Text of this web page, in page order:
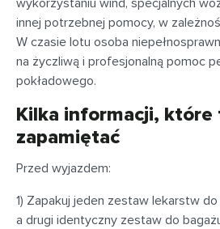
wykorzystaniu wind, specjalnych
innej potrzebnej pomocy, w
W czasie lotu osoba
na życzliwą i profesjonalną pomoc
pokładowego.
Kilka informacji, które
zapamiętać
Przed wyjazdem:
1) Zapakuj jeden zestaw lekarstw
a drugi identyczny zestaw do